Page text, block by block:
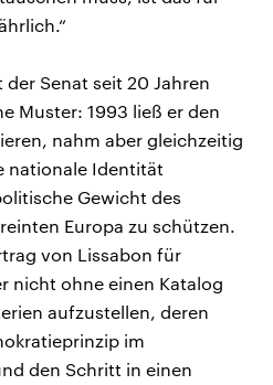
Senat seit 20 Jahren
Muster: 1993 ließ er den
nahm aber gleichzeitig
nationale Identität
Gewicht des
Europa zu schützen.
von Lissabon für
nicht ohne einen Katalog
aufzustellen, deren
im
den Schritt in einen